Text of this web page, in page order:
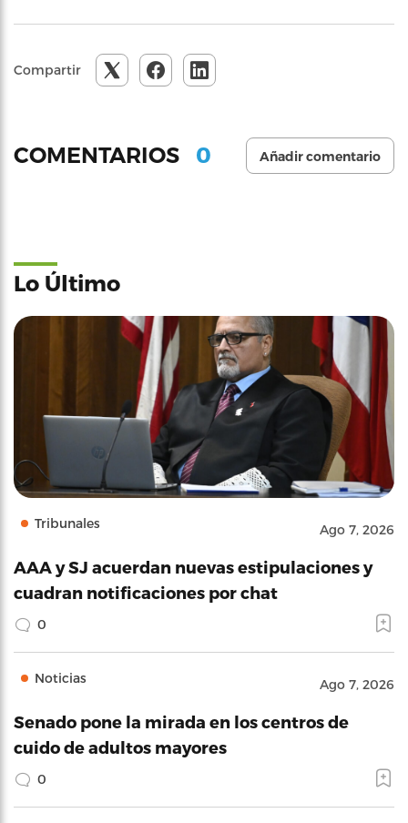
Compartir
COMENTARIOS 0 Añadir comentario
Lo Último
Tribunales Ago 7, 2026
AAA y SJ acuerdan nuevas estipulaciones y
cuadran notificaciones por chat
0
Noticias Ago 7, 2026
Senado pone la mirada en los centros de
cuido de adultos mayores
0